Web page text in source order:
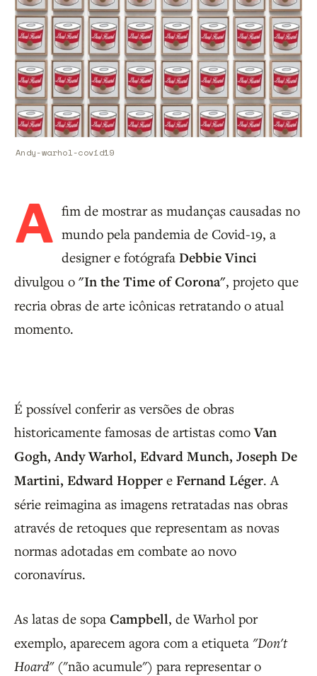
Andy-warhol-covid19
A fim de mostrar as mudanças causadas no
mundo pela pandemia de Covid-19, a
designer e fotógrafa Debbie Vinci
divulgou o "In the Time of Corona", projeto que
recria obras de arte icônicas retratando o atual
momento.
É possível conferir as versões de obras
historicamente famosas de artistas comoVan
Gogh, Andy Warhol, Edvard Munch, Joseph De
Martini, Edward Hopper e Fernand Léger. A
série reimagina as imagens retratadas nas obras
através de retoques que representam as novas
normas adotadas em combate ao novo
coronavírus.
As latas de sopa Campbell, de Warhol por
exemplo, aparecem agora com a etiqueta "Don't
Hoard"("não acumule") para representar o